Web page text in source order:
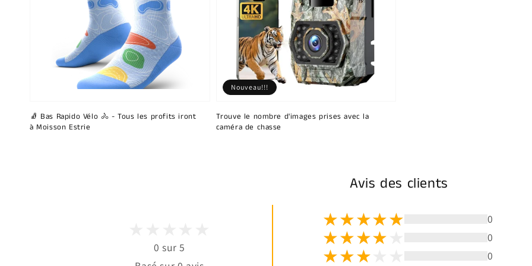
🧦 Bas Rapido Vélo 🚴 - Tous les profits iront
à Moisson Estrie
Trouve le nombre d'images prises avec la
caméra de chasse
Nouveau!!!
Avis des clients
0 sur 5
0
0
0